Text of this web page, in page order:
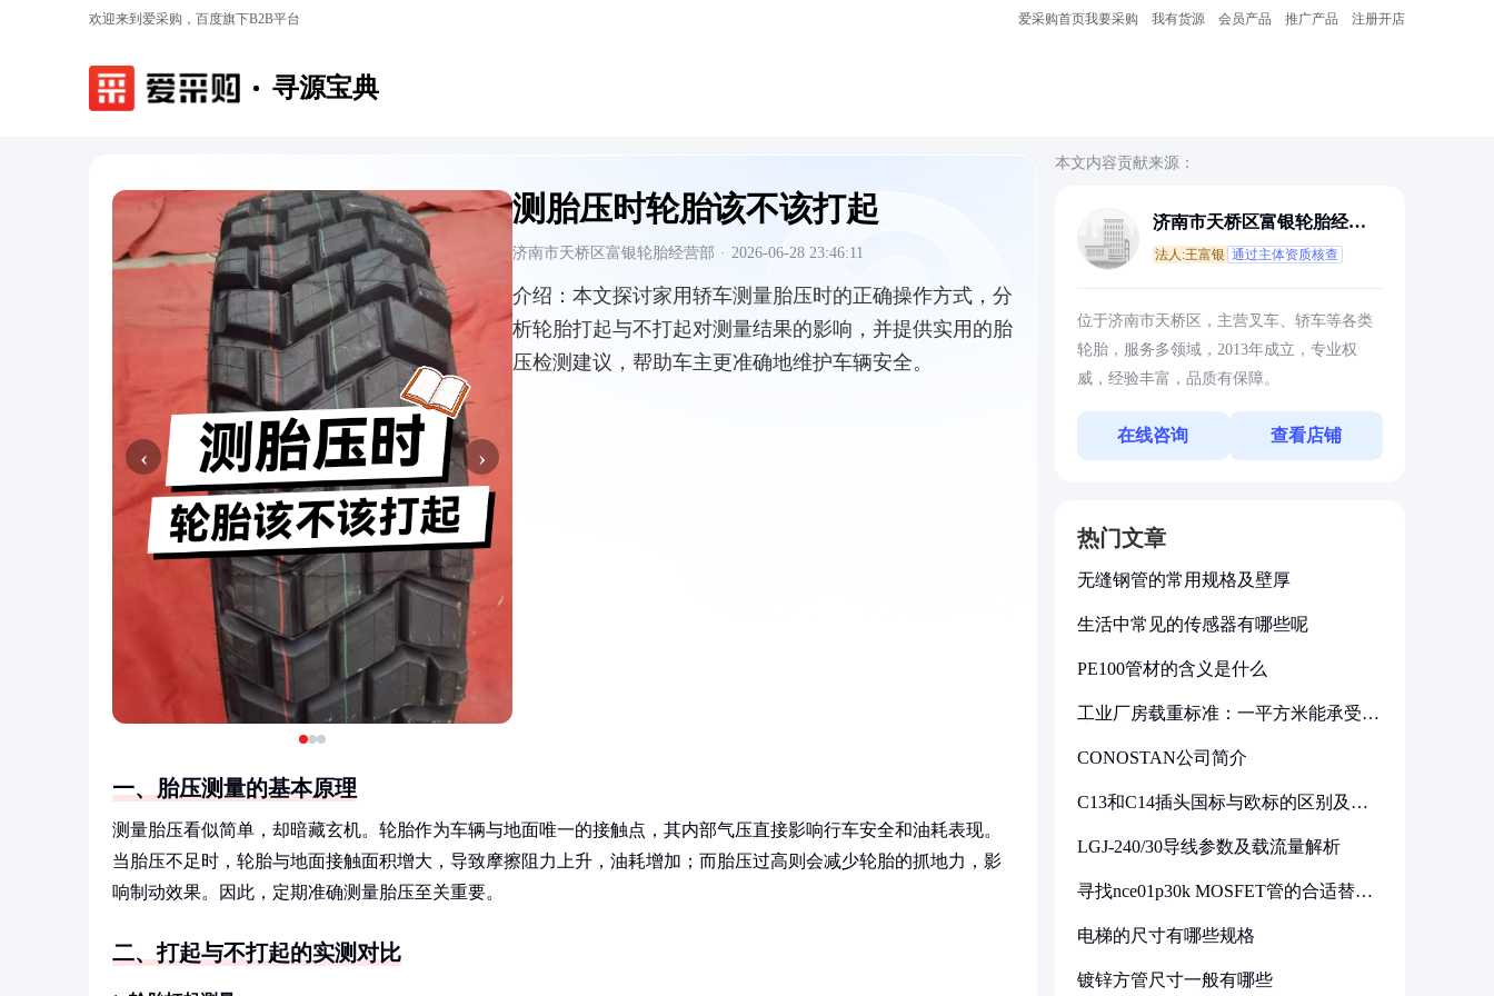
欢迎来到爱采购，百度旗下B2B平台 爱采购首页我要采购 我有货源 会员产品 推广产品 注册开店
寻源宝典
‹ ›
测胎压时轮胎该不该打起
济南市天桥区富银轮胎经营部 · 2026-06-28 23:46:11
介绍： 本文探讨家用轿车测量胎压时的正确操作方式，分
析轮胎打起与不打起对测量结果的影响，并提供实用的胎
压检测建议，帮助车主更准确地维护车辆安全。
一、胎压测量的基本原理
测量胎压看似简单，却暗藏玄机。轮胎作为车辆与地面唯一的接触点，其内部气压直接影响行车安全和油耗表现。
当胎压不足时，轮胎与地面接触面积增大，导致摩擦阻力上升，油耗增加；而胎压过高则会减少轮胎的抓地力，影
响制动效果。因此，定期准确测量胎压至关重要。
二、打起与不打起的实测对比
本文内容贡献来源：
济南市天桥区富银轮胎经营
法人:王富银 通过主体资质核查
位于济南市天桥区，主营叉车、轿车等各类
轮胎，服务多领域，2013年成立，专业权
威，经验丰富，品质有保障。
在线咨询 查看店铺
热门文章
无缝钢管的常用规格及壁厚
生活中常见的传感器有哪些呢
PE100管材的含义是什么
工业厂房载重标准：一平方米能承受多
CONOSTAN公司简介
C13和C14插头国标与欧标的区别及其
LGJ-240/30导线参数及载流量解析
寻找nce01p30k MOSFET管的合适替代
电梯的尺寸有哪些规格
镀锌方管尺寸一般有哪些